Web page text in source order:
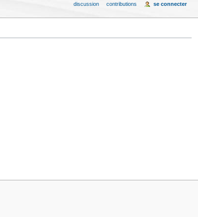
discussion contributions se connecter